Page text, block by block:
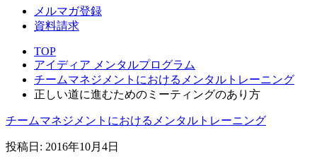
メルマガ登録
資料請求
TOP
アイディア メンタルプログラム
チームマネジメントにおけるメンタルトレーニング
正しい道に進むためのミーティングのあり方
チームマネジメントにおけるメンタルトレーニング
投稿日: 2016年10月4日